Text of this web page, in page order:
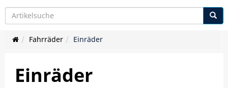
Fahrräder Einräder
Einräder